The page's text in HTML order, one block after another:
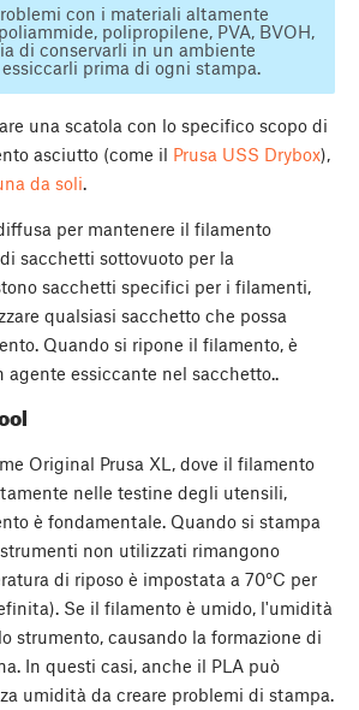
con i materiali altamente
polipropilene, PVA, BVOH,
di conservarli in un ambiente
prima di ogni stampa.
una scatola con lo specifico scopo di
asciutto (come il Prusa USS Drybox),
da soli.
per mantenere il filamento
sacchetti sottovuoto per la
sacchetti specifici per i filamenti,
qualsiasi sacchetto che possa
Quando si ripone il filamento, è
agente essiccante nel sacchetto..
Original Prusa XL, dove il filamento
nelle testine degli utensili,
è fondamentale. Quando si stampa
non utilizzati rimangono
di riposo è impostata a 70°C per
Se il filamento è umido, l'umidità
strumento, causando la formazione di
In questi casi, anche il PLA può
umidità da creare problemi di stampa.